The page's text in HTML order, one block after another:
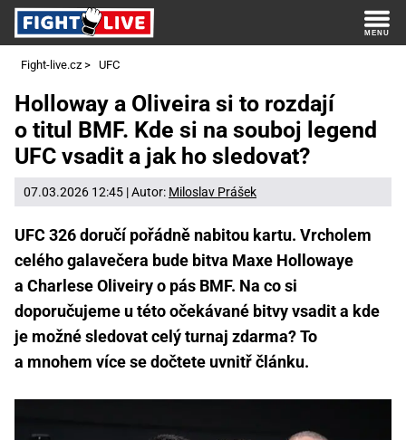
Fight-live.cz > UFC
Holloway a Oliveira si to rozdají
o titul BMF. Kde si na souboj legend
UFC vsadit a jak ho sledovat?
07.03.2026 12:45 | Autor: Miloslav Prášek
UFC 326 doručí pořádně nabitou kartu. Vrcholem
celého galavečera bude bitva Maxe Hollowaye
a Charlese Oliveiry o pás BMF. Na co si
doporučujeme u této očekávané bitvy vsadit a kde
je možné sledovat celý turnaj zdarma? To
a mnohem více se dočtete uvnitř článku.